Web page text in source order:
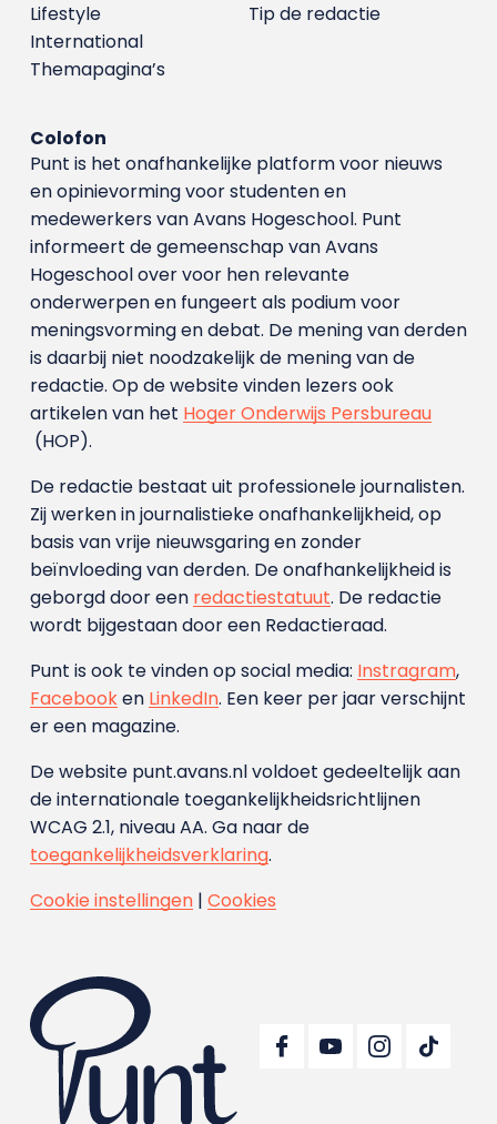
Tip de redactie
Lifestyle
International
Themapagina’s
Colofon
Punt is het onafhankelijke platform voor nieuws
en opinievorming voor studenten en
medewerkers van Avans Hoge­school. Punt
informeert de gemeenschap van Avans
Hogeschool over voor hen relevante
onderwerpen en fungeert als podium voor
meningsvorming en debat. De mening van derden
is daarbij niet noodzakelijk de mening van de
redactie. Op de website vinden lezers ook
artikelen van het Hoger Onderwijs Persbureau
(HOP).
De redactie bestaat uit professionele journalisten.
Zij werken in journalistieke onafhankelijkheid, op
basis van vrije nieuwsgaring en zonder
beïnvloeding van derden. De onafhankelijkheid is
geborgd door een redactiestatuut. De redactie
wordt bijgestaan door een Redactieraad.
Punt is ook te vinden op social media: Instragram,
Facebooken LinkedIn. Een keer per jaar verschijnt
er een magazine.
De website punt.avans.nl voldoet gedeeltelijk aan
de internationale toegankelijkheidsrichtlijnen
WCAG 2.1, niveau AA. Ga naar de
toegankelijkheidsverklaring.
Cookie instellingen| Cookies